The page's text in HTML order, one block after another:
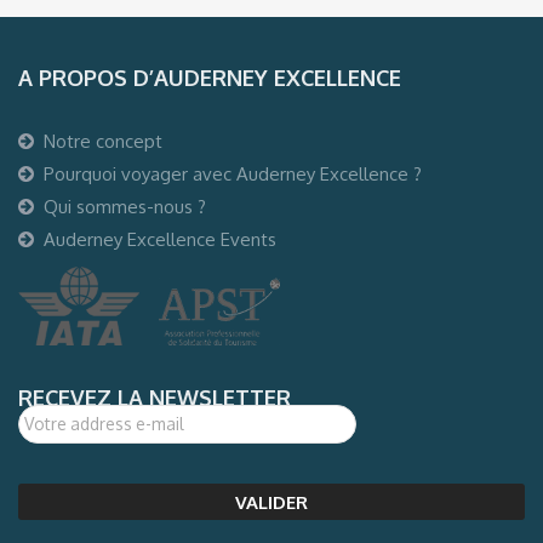
A PROPOS D’AUDERNEY EXCELLENCE
Notre concept
Pourquoi voyager avec Auderney Excellence ?
Qui sommes-nous ?
Auderney Excellence Events
RECEVEZ LA NEWSLETTER